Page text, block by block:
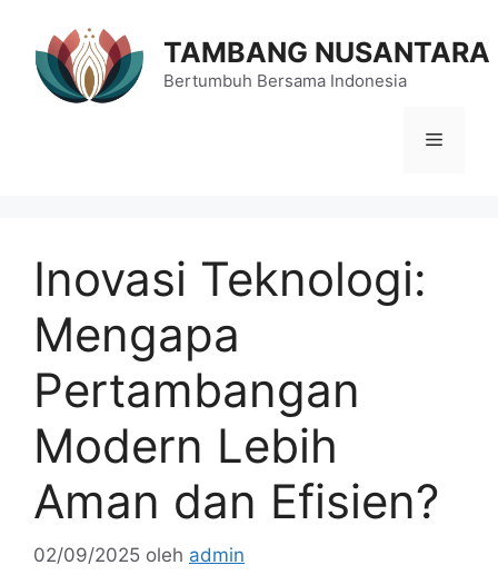
TAMBANG NUSANTARA
Bertumbuh Bersama Indonesia
Menu
Inovasi Teknologi:
Mengapa
Pertambangan
Modern Lebih
Aman dan Efisien?
02/09/2025 oleh admin